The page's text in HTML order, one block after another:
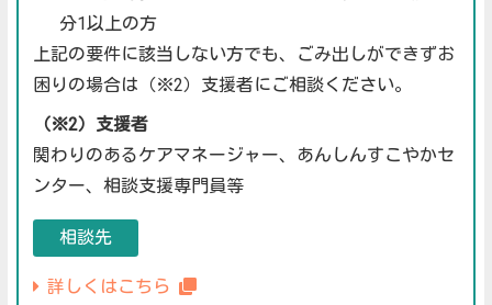
分1以上の方
上記の要件に該当しない方でも、ごみ出しができずお
困りの場合は（※2）支援者にご相談ください。
（※2）支援者
関わりのあるケアマネージャー、あんしんすこやかセ
ンター、相談支援専門員等
相談先
詳しくはこちら